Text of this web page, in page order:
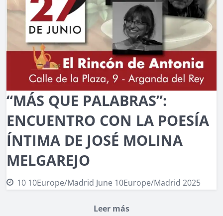
“MÁS QUE PALABRAS”:
ENCUENTRO CON LA POESÍA
ÍNTIMA DE JOSÉ MOLINA
MELGAREJO
10 10Europe/Madrid June 10Europe/Madrid 2025
Leer más